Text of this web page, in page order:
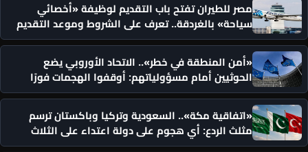
مصر للطيران تفتح باب التقديم لوظيفة «أخصائي
سياحة» بالغردقة.. تعرف على الشروط وموعد التقديم
«أمن المنطقة في خطر».. الاتحاد الأوروبي يضع
الحوثيين أمام مسؤولياتهم: أوقفوا الهجمات فورًا
«اتفاقية مكة».. السعودية وتركيا وباكستان ترسم
مثلث الردع: أي هجوم على دولة اعتداء على الثلاث